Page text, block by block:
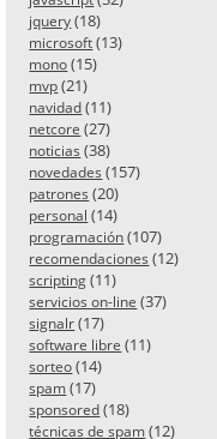
jquery (18)
microsoft (13)
mono (15)
mvp (21)
navidad (11)
netcore (27)
noticias (38)
novedades (157)
patrones (20)
personal (14)
programación (107)
recomendaciones (12)
scripting (11)
servicios on-line (37)
signalr (17)
software libre (11)
sorteo (14)
spam (17)
sponsored (18)
técnicas de spam (12)